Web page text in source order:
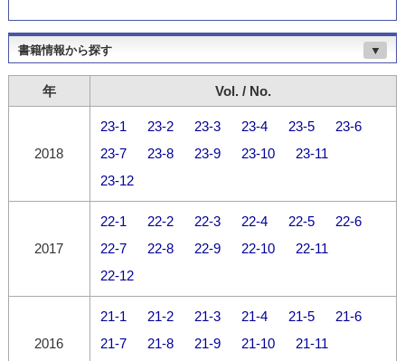
書籍情報から探す ▼
年 Vol. / No.
2018
23-1 23-2 23-3 23-4 23-5
23-6
23-7
23-8 23-9 23-10
23-11
23-12
2017
22-1 22-2 22-3 22-4 22-5
22-6
22-7
22-8 22-9 22-10
22-11
22-12
2016
21-1 21-2 21-3 21-4 21-5
21-6
21-7
21-8 21-9 21-10
21-11